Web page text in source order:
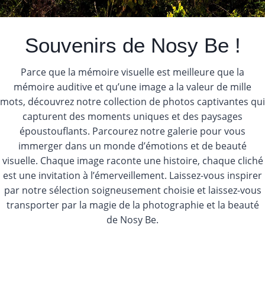
Souvenirs de Nosy Be !
Parce que la mémoire visuelle est meilleure que la
mémoire auditive et qu’une image a la valeur de mille
mots, découvrez notre collection de photos captivantes qui
capturent des moments uniques et des paysages
époustouflants. Parcourez notre galerie pour vous
immerger dans un monde d’émotions et de beauté
visuelle. Chaque image raconte une histoire, chaque cliché
est une invitation à l’émerveillement. Laissez-vous inspirer
par notre sélection soigneusement choisie et laissez-vous
transporter par la magie de la photographie et la beauté
de Nosy Be.